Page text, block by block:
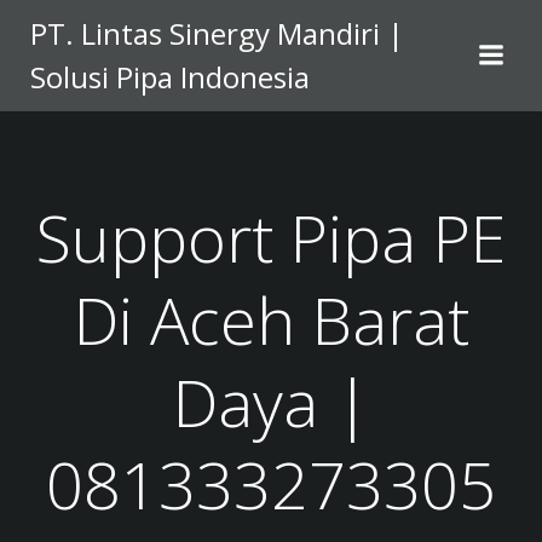
to
content
PT. Lintas Sinergy Mandiri |
Solusi Pipa Indonesia
Support Pipa PE
Di Aceh Barat
Daya |
081333273305